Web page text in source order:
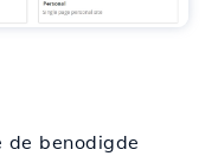
de benodigde